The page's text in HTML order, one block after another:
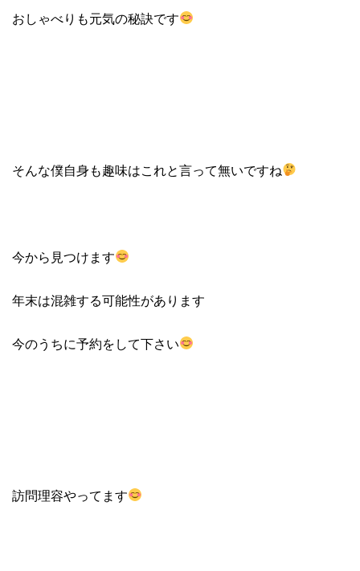
おしゃべりも元気の秘訣です
そんな僕自身も趣味はこれと言って無いですね
今から見つけます
年末は混雑する可能性があります
今のうちに予約をして下さい
訪問理容やってます